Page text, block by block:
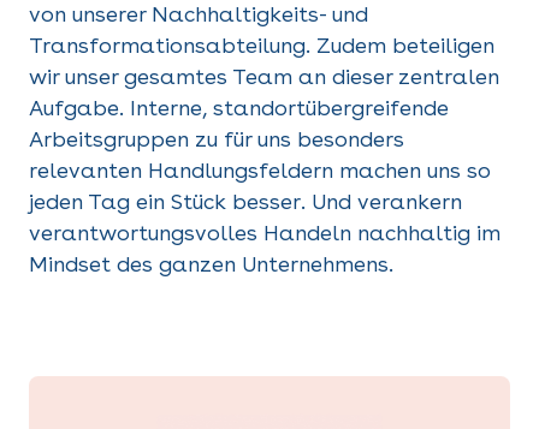
von unserer Nachhaltigkeits- und
Transformationsabteilung. Zudem beteiligen
wir unser gesamtes Team an dieser zentralen
Aufgabe. Interne, standortübergreifende
Arbeitsgruppen zu für uns besonders
relevanten Handlungsfeldern machen uns so
jeden Tag ein Stück besser. Und verankern
verantwortungsvolles Handeln nachhaltig im
Mindset des ganzen Unternehmens.